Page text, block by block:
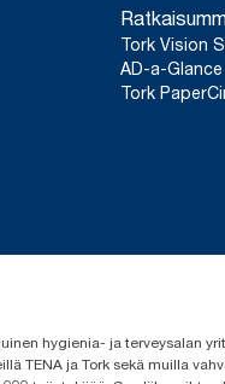
Tork Vision
AD-a-Glance
Tork
hygienia- ja terveysalan
TENA ja Tork sekä muilla